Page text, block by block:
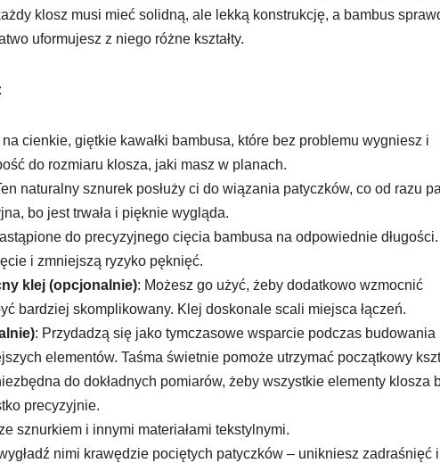
klosz musi mieć solidną, ale lekką konstrukcję, a bambus
uformujesz z niego różne kształty.
cienkie, giętkie kawałki bambusa, które bez problemu wygniesz i
do rozmiaru klosza, jaki masz w planach.
naturalny sznurek posłuży ci do wiązania patyczków, co od razu
bo jest trwała i pięknie wygląda.
do precyzyjnego cięcia bambusa na odpowiednie długości.
i zmniejszą ryzyko pęknięć.
klej (opcjonalnie): Możesz go użyć, żeby dodatkowo wzmocnić
bardziej skomplikowany. Klej doskonale scali miejsca łączeń.
: Przydadzą się jako tymczasowe wsparcie podczas budowania
elementów. Taśma świetnie pomoże utrzymać początkowy
do dokładnych pomiarów, żeby wszystkie elementy klosza
precyzyjnie.
sznurkiem i innymi materiałami tekstylnymi.
nimi krawędzie pociętych patyczków – unikniesz zadraśnięć i